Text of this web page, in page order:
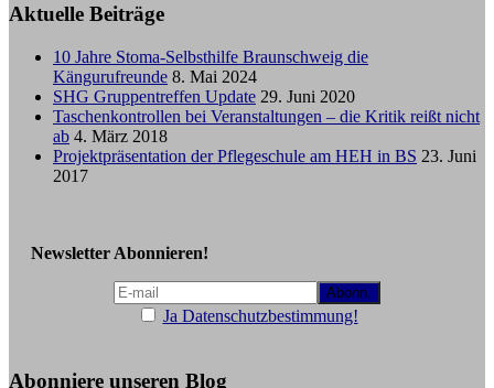
Aktuelle Beiträge
10 Jahre Stoma-Selbsthilfe Braunschweig die
Kängurufreunde 8. Mai 2024
SHG Gruppentreffen Update 29. Juni 2020
Taschenkontrollen bei Veranstaltungen – die Kritik reißt nicht
ab 4. März 2018
Projektpräsentation der Pflegeschule am HEH in BS 23. Juni
2017
Newsletter Abonnieren!
Ja Datenschutzbestimmung!
Abonniere unseren Blog